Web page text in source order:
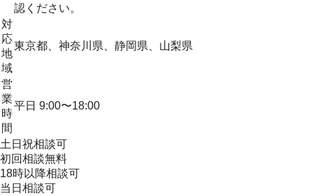
認ください。
対
応
地
域
東京都、神奈川県、静岡県、山梨県
営
業
時
間
平日 9:00〜18:00
土日祝相談可
初回相談無料
18時以降相談可
当日相談可